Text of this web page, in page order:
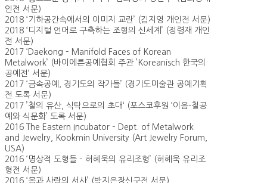
인전 서문)
2018 ‘기하공간속에서의 이미지 교란’ (김지영 개인전 서문)
2018 ‘디지털 언어로 구축하는 조형의 신세계’ (정령재 개인
전 서문)
2017 ‘Daekong – Manifold Faces of Korean
Metalwork’ (바이에른공예협회 주관 ’Koreanisch 한국의
공예전‘ 서문)
2017 ‘금속공예, 경기도의 작가들’ (경기도미술관 공예기획
전 도록 서문)
2017 ’철의 유산, 식탁으로의 초대‘ (포스코후원 ‘이음-철공
예와 식문화’ 도록 서문)
2016 The Eastern Incubator – Dept. of Metalwork
and Jewelry, Kookmin University (Art Jewelry Forum,
USA)
2016 ‘명상적 도형들 – 허혜욱의 유리조형’ (허혜욱 유리조
형전 서문)
2016 ‘몸과 사랑의 서사’ (박지은장신구전 서문)